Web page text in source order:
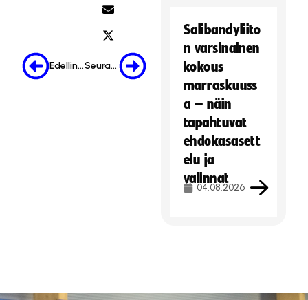
k
k
i
Edellinen Seuraava
Salibandyliito
n varsinainen
kokous
marraskuuss
a – näin
tapahtuvat
ehdokasasett
elu ja
valinnat
04.08.2026